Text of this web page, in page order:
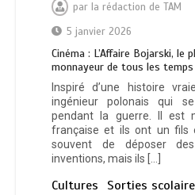
par la rédaction de TAM
5 janvier 2026
Cinéma : L’Affaire Bojarski, le
monnayeur de tous les temps
Inspiré d’une histoire
ingénieur polonais qui
pendant la guerre. Il est
française et ils ont un fils
souvent de déposer
inventions, mais ils […]
Cultures Sorties